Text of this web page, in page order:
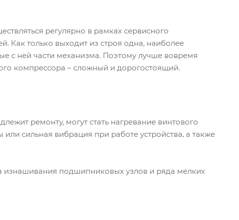
регулярно в рамках сервисного
Как только выходит из строя одна, наиболее
с ней части механизма. Поэтому лучше вовремя
компрессора – сложный и дорогостоящий.
ремонту, могут стать нагревание винтового
сильная вибрация при работе устройства, а также
изнашивания подшипниковых узлов и ряда мелких